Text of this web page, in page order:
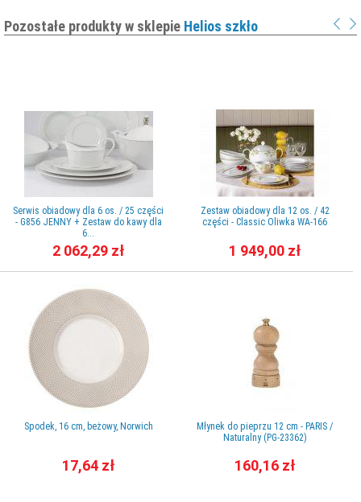
Pozostałe produkty w sklepie Helios szkło
Serwis obiadowy dla 6 os. / 25 części
- G856 JENNY + Zestaw do kawy dla
6...
2 062,29 zł
Spodek, 16 cm, beżowy, Norwich
17,64 zł
Zestaw obiadowy dla 12 os. / 42
części - Classic Oliwka WA-166
1 949,00 zł
Młynek do pieprzu 12 cm - PARIS /
Naturalny (PG-23362)
160,16 zł